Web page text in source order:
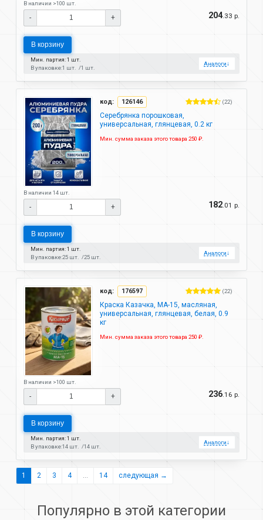
В наличии >100 шт.
- + 204.33 р.
В корзину
Мин. партия: 1 шт.
В упаковке:1 шт. 1 шт.
Аналоги↓
код: 126146 (22)
Серебрянка порошковая,
универсальная, глянцевая, 0.2 кг
Мин. сумма заказа этого товара 250 ₽.
В наличии 14 шт.
- + 182.01 р.
В корзину
Мин. партия: 1 шт.
В упаковке:25 шт. 25 шт.
Аналоги↓
код: 176597 (22)
Краска Казачка, МА-15, масляная,
универсальная, глянцевая, белая, 0.9
кг
Мин. сумма заказа этого товара 250 ₽.
В наличии >100 шт.
- + 236.16 р.
В корзину
Мин. партия: 1 шт.
В упаковке:14 шт. 14 шт.
Аналоги↓
1 2 3 4 ... 14 следующая →
Популярно в этой категории